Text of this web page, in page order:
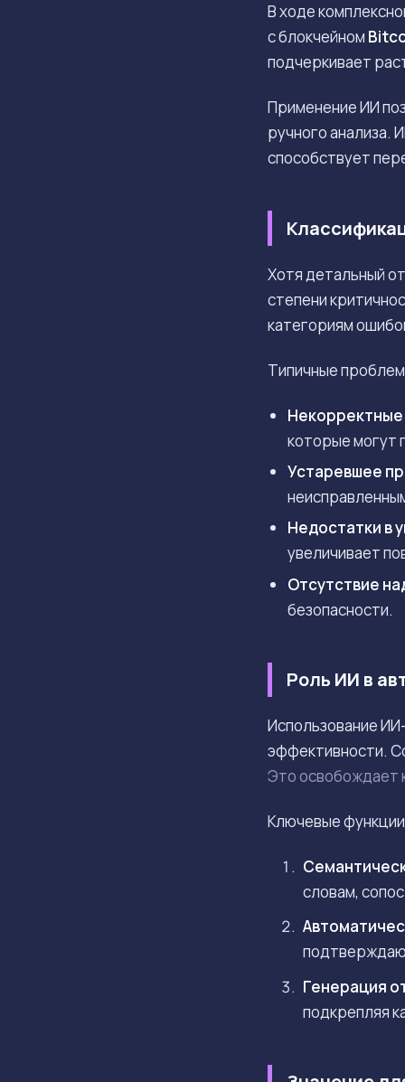
В ходе
с блокчейном
подчеркивает
Применение ИИ
ручного
способствует
Хотя детальный
степени
категориям
Типичные
которые могут
Устаревшее
Недостатки в
увеличивает
Отсутствие
безопасности.
Роль ИИ в
Использование
эффективности.
Это освобождает
Ключевые
словам,
Генерация
подкрепляя